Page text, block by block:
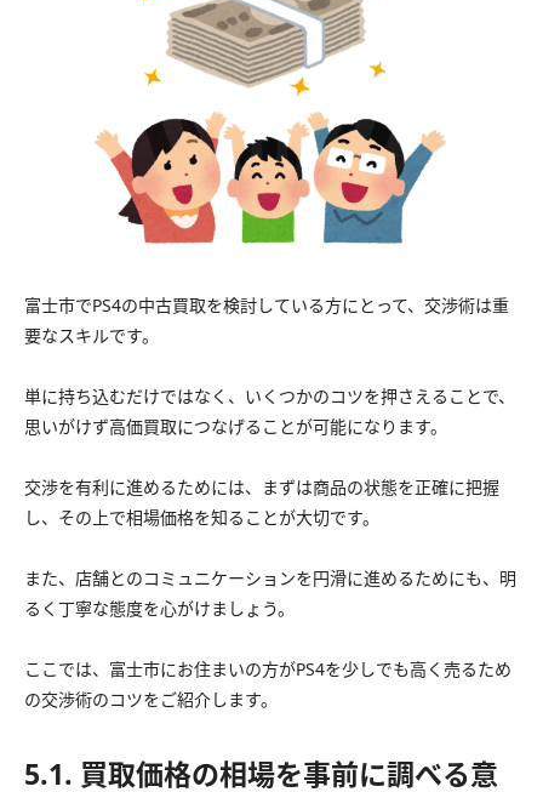
富士市でPS4の中古買取を検討している方にとって、交渉術は重
要なスキルです。
単に持ち込むだけではなく、いくつかのコツを押さえることで、
思いがけず高価買取につなげることが可能になります。
交渉を有利に進めるためには、まずは商品の状態を正確に把握
し、その上で相場価格を知ることが大切です。
また、店舗とのコミュニケーションを円滑に進めるためにも、明
るく丁寧な態度を心がけましょう。
ここでは、富士市にお住まいの方がPS4を少しでも高く売るため
の交渉術のコツをご紹介します。
5.1. 買取価格の相場を事前に調べる意